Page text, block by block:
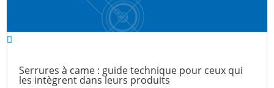
Serrures à came : guide technique pour ceux qui
les intègrent dans leurs produits